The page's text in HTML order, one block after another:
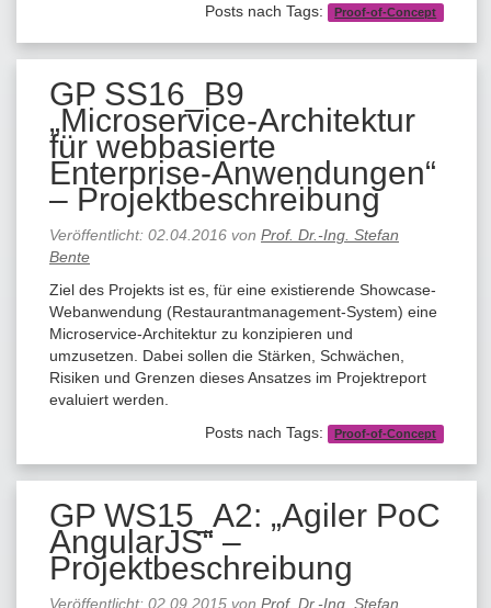
Posts nach Tags:
Proof-of-Concept
GP SS16_B9
„Microservice-Architektur
für webbasierte
Enterprise-Anwendungen“
– Projektbeschreibung
Veröffentlicht: 02.04.2016 von Prof. Dr.-Ing. Stefan
Bente
Ziel des Projekts ist es, für eine existierende Showcase-
Webanwendung (Restaurantmanagement-System) eine
Microservice-Architektur zu konzipieren und
umzusetzen. Dabei sollen die Stärken, Schwächen,
Risiken und Grenzen dieses Ansatzes im Projektreport
evaluiert werden.
Posts nach Tags:
Proof-of-Concept
GP WS15_A2: „Agiler PoC
AngularJS“ –
Projektbeschreibung
Veröffentlicht: 02.09.2015 von Prof. Dr.-Ing. Stefan